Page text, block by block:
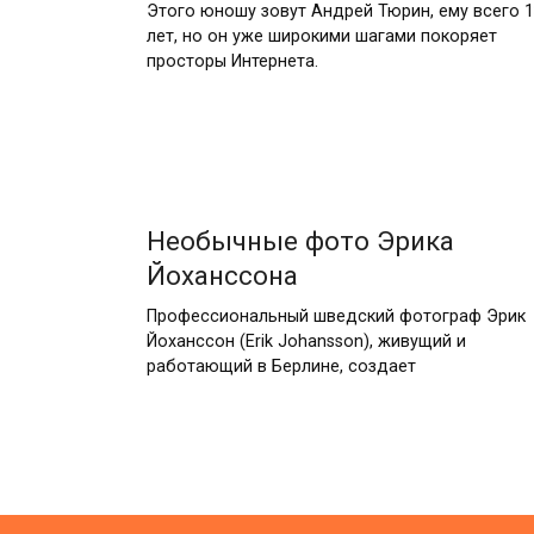
Этого юношу зовут Андрей Тюрин, ему всего
лет, но он уже широкими шагами покоряет
просторы Интернета.
Необычные фото Эрика
Йоханссона
Профессиональный шведский фотограф Эрик
Йоханссон (Erik Johansson), живущий и
работающий в Берлине, создает